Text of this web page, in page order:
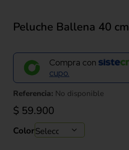
Peluche Ballena 40 cm
Compra con
cupo.
Referencia: No disponible
$ 59.900
Color